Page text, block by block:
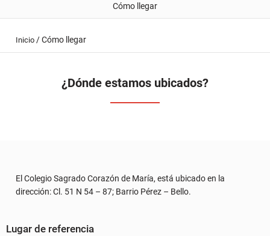
Cómo llegar
Inicio /Cómo llegar
¿Dónde estamos ubicados?
El Colegio Sagrado Corazón de María, está ubicado en la
dirección: Cl. 51 N 54 – 87; Barrio Pérez – Bello.
Lugar de referencia